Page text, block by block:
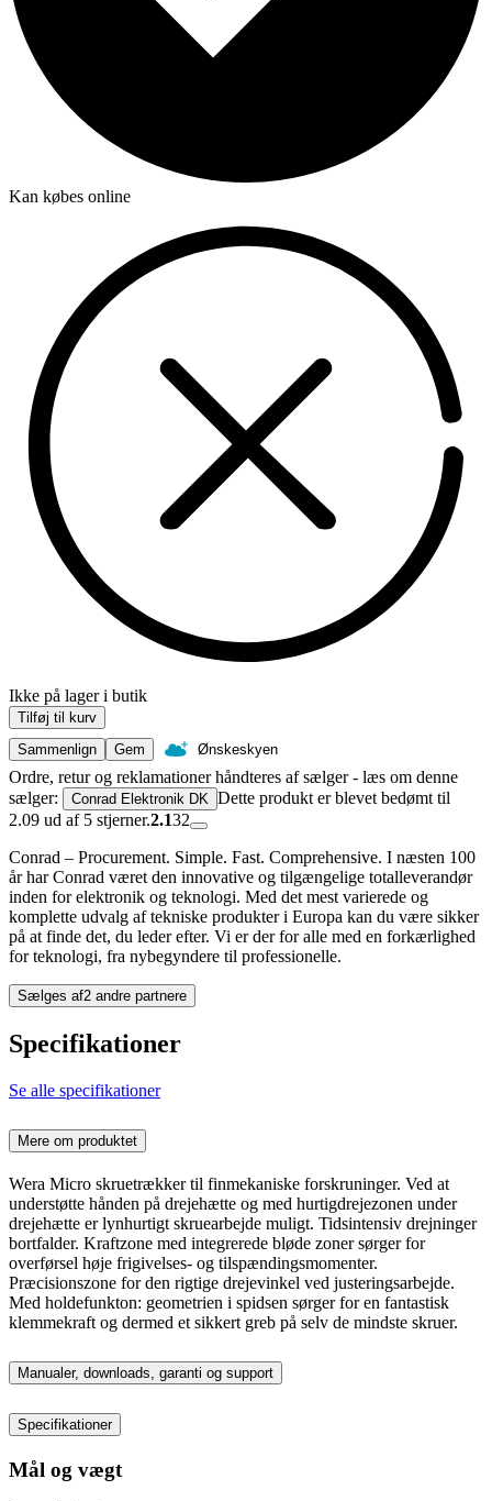
Kan købes online
Ikke på lager i butik
Tilføj til kurv
Sammenlign
Gem Ønskeskyen
Ordre, retur og reklamationer håndteres af sælger - læs om denne
sælger:
Conrad Elektronik DK Dette produkt er blevet bedømt til
2.09 ud af 5 stjerner.2.132
Conrad – Procurement. Simple. Fast. Comprehensive. I næsten 100
år har Conrad været den innovative og tilgængelige totalleverandør
inden for elektronik og teknologi. Med det mest varierede og
komplette udvalg af tekniske produkter i Europa kan du være sikker
på at finde det, du leder efter. Vi er der for alle med en forkærlighed
for teknologi, fra nybegyndere til professionelle.
Sælges af2 andre partnere
Specifikationer
Se alle specifikationer
Mere om produktet
Wera Micro skruetrækker til finmekaniske forskruninger. Ved at
understøtte hånden på drejehætte og med hurtigdrejezonen under
drejehætte er lynhurtigt skruearbejde muligt. Tidsintensiv drejninger
bortfalder. Kraftzone med integrerede bløde zoner sørger for
overførsel høje frigivelses- og tilspændingsmomenter.
Præcisionszone for den rigtige drejevinkel ved justeringsarbejde.
Med holdefunkton: geometrien i spidsen sørger for en fantastisk
klemmekraft og dermed et sikkert greb på selv de mindste skruer.
Manualer, downloads, garanti og support
Specifikationer
Mål og vægt